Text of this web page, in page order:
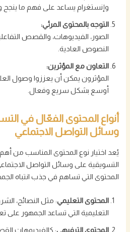
وإنستغرام يساعد على فهم ما ينجح
التوجه بالمحتوى المرئي:
الصور، الفيديوهات، والقصص
النصوص العادية.
التعاون مع المؤثرين:
المؤثرون يمكن أن يعززوا وصول
أوسع بشكل سريع وفعال.
أنواع المحتوى الفعّال في
وسائل التواصل الاجتماعي
يُعد اختيار نوع المحتوى المناسب من
التسويقية على وسائل التواصل الاجتماعي.
المحتوى التي تساهم في جذب انتباه
المحتوى التعليمي: مثل النصائح،
التعليمية التي تساعد الجمهور على
المحتوى الترفيهي: كالفيديوهات